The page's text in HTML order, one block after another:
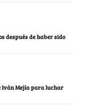
después de haber sido
Iván Mejía para luchar